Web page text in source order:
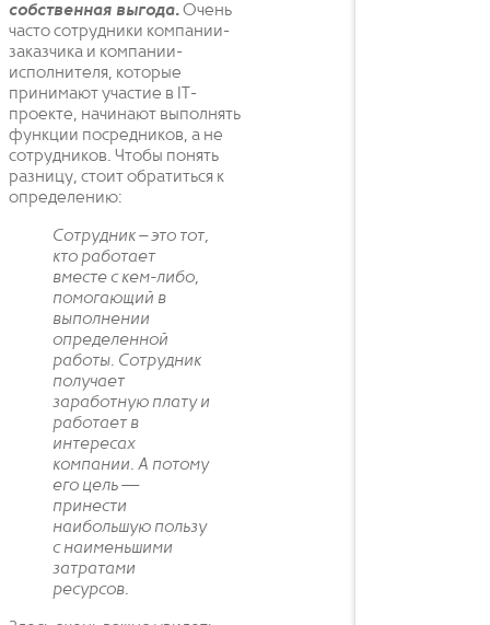
собственная выгода.Очень
часто сотрудники компании-
заказчика и компании-
исполнителя, которые
принимают участие в IT-
проекте, начинают выполнять
функции посредников, а не
сотрудников. Чтобы понять
разницу, стоит обратиться к
определению:
Сотрудник – это тот,
кто работает
вместе с кем-либо,
помогающий в
выполнении
определенной
работы. Сотрудник
получает
заработную плату и
работает в
интересах
компании. А потому
его цель —
принести
наибольшую пользу
с наименьшими
затратами
ресурсов.